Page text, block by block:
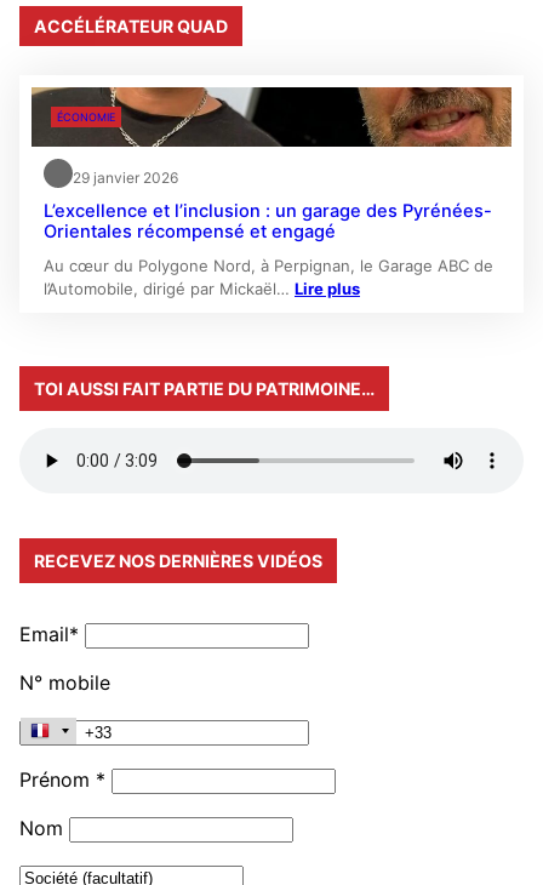
ACCÉLÉRATEUR QUAD
ÉCONOMIE
29 janvier 2026
L’excellence et l’inclusion : un garage des Pyrénées-
Orientales récompensé et engagé
Au cœur du Polygone Nord, à Perpignan, le Garage ABC de
l’Automobile, dirigé par Mickaël… Lire plus
TOI AUSSI FAIT PARTIE DU PATRIMOINE…
RECEVEZ NOS DERNIÈRES VIDÉOS
Email*
N° mobile
Prénom *
Nom